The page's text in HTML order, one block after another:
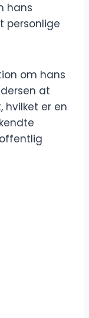
hans
personlige
om hans
at
hvilket er en